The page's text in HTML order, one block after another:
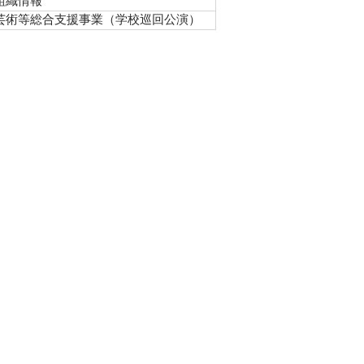
術等総合支援事業（学校巡回公演）